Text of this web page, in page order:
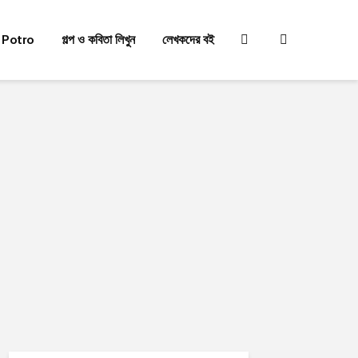
গল্প ও কবিতা লিখুন লেখকদের বই